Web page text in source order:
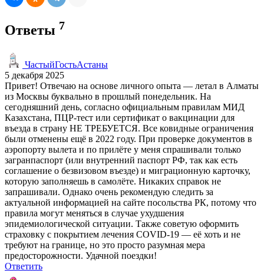
Ответы 7
ЧастыйГостьАстаны
5 декабря 2025
Привет! Отвечаю на основе личного опыта — летал в Алматы
из Москвы буквально в прошлый понедельник. На
сегодняшний день, согласно официальным правилам МИД
Казахстана, ПЦР-тест или сертификат о вакцинации для
въезда в страну НЕ ТРЕБУЕТСЯ. Все ковидные ограничения
были отменены ещё в 2022 году. При проверке документов в
аэропорту вылета и по прилёте у меня спрашивали только
загранпаспорт (или внутренний паспорт РФ, так как есть
соглашение о безвизовом въезде) и миграционную карточку,
которую заполняешь в самолёте. Никаких справок не
запрашивали. Однако очень рекомендую следить за
актуальной информацией на сайте посольства РК, потому что
правила могут меняться в случае ухудшения
эпидемиологической ситуации. Также советую оформить
страховку с покрытием лечения COVID-19 — её хоть и не
требуют на границе, но это просто разумная мера
предосторожности. Удачной поездки!
Ответить